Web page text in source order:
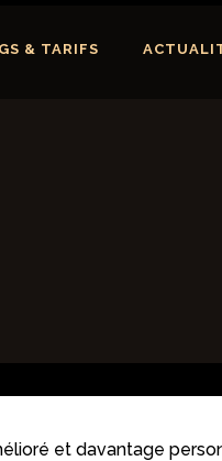
& TARIFS
et davantage